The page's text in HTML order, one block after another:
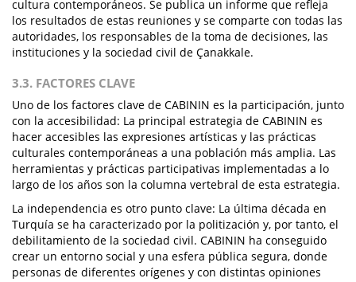
cultura contemporáneos. Se publica un informe que refleja
los resultados de estas reuniones y se comparte con todas las
autoridades, los responsables de la toma de decisiones, las
instituciones y la sociedad civil de Çanakkale.
3.3. FACTORES CLAVE
Uno de los factores clave de CABININ es la participación, junto
con la accesibilidad: La principal estrategia de CABININ es
hacer accesibles las expresiones artísticas y las prácticas
culturales contemporáneas a una población más amplia. Las
herramientas y prácticas participativas implementadas a lo
largo de los años son la columna vertebral de esta estrategia.
La independencia es otro punto clave: La última década en
Turquía se ha caracterizado por la politización y, por tanto, el
debilitamiento de la sociedad civil. CABININ ha conseguido
crear un entorno social y una esfera pública segura, donde
personas de diferentes orígenes y con distintas opiniones